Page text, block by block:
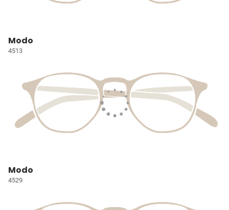
Modo
4513
Modo
4529